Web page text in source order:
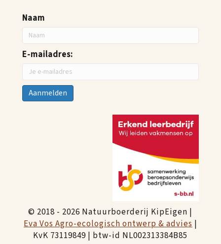
Naam
E-mailadres:
© 2018 - 2026 Natuurboerderij KipEigen |
Eva Vos Agro-ecologisch ontwerp & advies |
KvK 73119849 | btw-id NL002313384B85